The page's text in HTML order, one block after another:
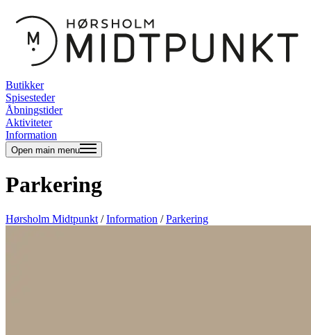
Butikker
Spisesteder
Åbningstider
Aktiviteter
Information
Open main menu
Parkering
Hørsholm Midtpunkt /Information /Parkering